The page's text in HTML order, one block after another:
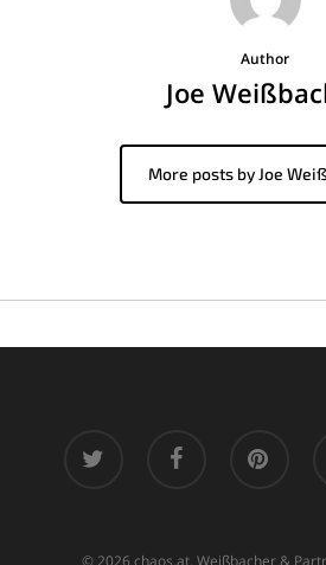
Author
Joe
More posts by Joe